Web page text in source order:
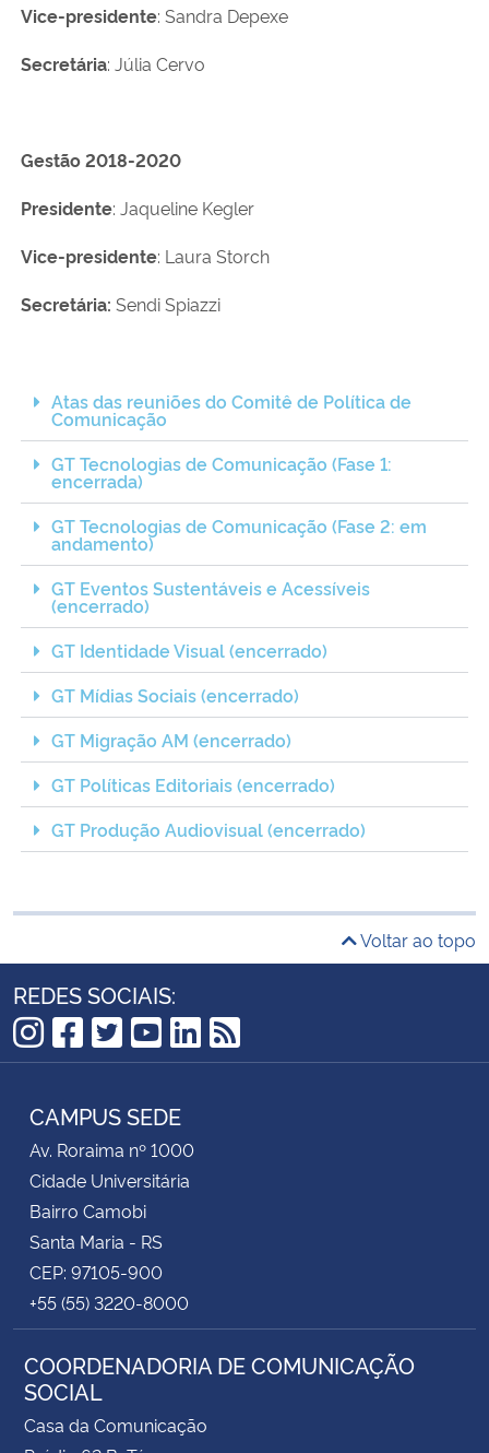
Vice-presidente: Sandra Depexe
Secretária: Júlia Cervo
Gestão 2018-2020
Presidente: Jaqueline Kegler
Vice-presidente: Laura Storch
Secretária: Sendi Spiazzi
Atas das reuniões do Comitê de Política de
Comunicação
GT Tecnologias de Comunicação (Fase 1:
encerrada)
GT Tecnologias de Comunicação (Fase 2: em
andamento)
GT Eventos Sustentáveis e Acessíveis
(encerrado)
GT Identidade Visual (encerrado)
GT Mídias Sociais (encerrado)
GT Migração AM (encerrado)
GT Políticas Editoriais (encerrado)
GT Produção Audiovisual (encerrado)
Voltar ao topo
REDES SOCIAIS:
Instagram
Facebook
Twitter
YouTube
LinkedIn
RSS
CAMPUS SEDE
Av. Roraima nº 1000
Cidade Universitária
Bairro Camobi
Santa Maria - RS
CEP: 97105-900
+55 (55) 3220-8000
COORDENADORIA DE COMUNICAÇÃO
SOCIAL
Casa da Comunicação